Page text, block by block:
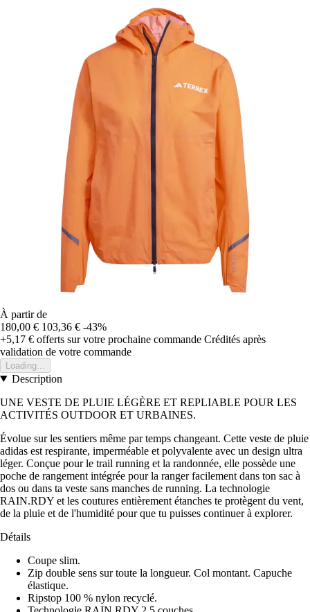
À partir de
180,00 € 103,36 € -43%
+5,17 € offerts sur votre prochaine commande Crédités après
validation de votre commande
Loading...
Description
UNE VESTE DE PLUIE LÉGÈRE ET REPLIABLE POUR LES
ACTIVITÉS OUTDOOR ET URBAINES.
Évolue sur les sentiers même par temps changeant. Cette veste de pluie
adidas est respirante, imperméable et polyvalente avec un design ultra
léger. Conçue pour le trail running et la randonnée, elle possède une
poche de rangement intégrée pour la ranger facilement dans ton sac à
dos ou dans ta veste sans manches de running. La technologie
RAIN.RDY et les coutures entièrement étanches te protègent du vent,
de la pluie et de l'humidité pour que tu puisses continuer à explorer.
Détails
Coupe slim.
Zip double sens sur toute la longueur. Col montant. Capuche
élastique.
Ripstop 100 % nylon recyclé.